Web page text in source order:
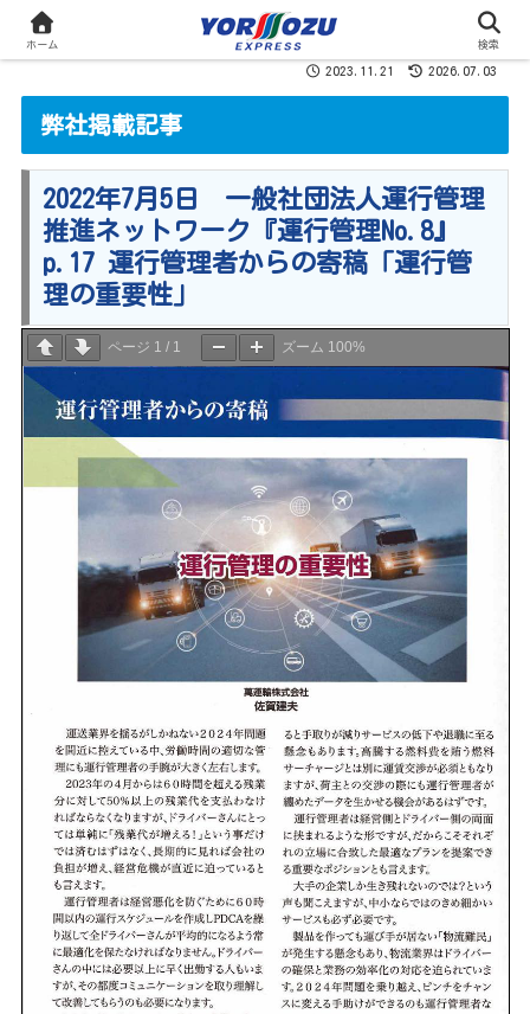
2023.11.21 2026.07.03
弊社掲載記事
2022年7月5日 一般社団法人運行管理
推進ネットワーク『運行管理No.8』
p.17 運行管理者からの寄稿「運行管
理の重要性」
ページ 1 / 1 ズーム 100%
ホーム 検索